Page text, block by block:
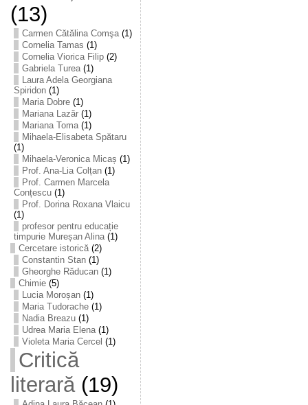
(13)
Carmen Cătălina Comşa(1)
Cornelia Tamas (1)
Cornelia Viorica Filip(2)
Gabriela Turea(1)
Laura Adela Georgiana
Spiridon(1)
Maria Dobre(1)
Mariana Lazăr(1)
Mariana Toma(1)
Mihaela-Elisabeta Spătaru
(1)
Mihaela-Veronica Micaș (1)
Prof. Ana-Lia Colțan(1)
Prof. Carmen Marcela
Conțescu(1)
Prof. Dorina Roxana Vlaicu
(1)
profesor pentru educație
timpurie Mureșan Alina(1)
Cercetare istorică(2)
Constantin Stan(1)
Gheorghe Răducan(1)
Chimie(5)
Lucia Moroșan(1)
Maria Tudorache(1)
Nadia Breazu(1)
Udrea Maria Elena(1)
Violeta Maria Cercel (1)
Critică
literară(19)